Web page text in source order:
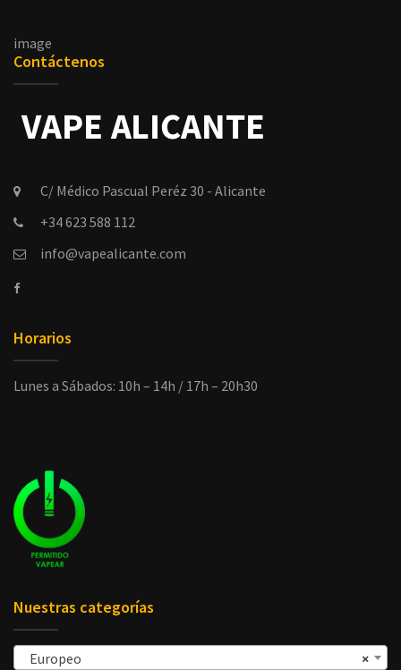
image
Contáctenos
C/ Médico Pascual Peréz 30 - Alicante
+34 623 588 112
info@vapealicante.com
Horarios
Lunes a Sábados: 10h – 14h / 17h – 20h30
Nuestras categorías
×
Europeo